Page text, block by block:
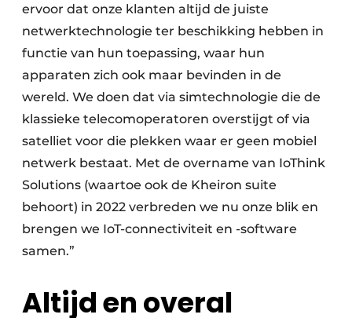
ervoor dat onze klanten altijd de juiste
netwerktechnologie ter beschikking hebben in
functie van hun toepassing, waar hun
apparaten zich ook maar bevinden in de
wereld. We doen dat via simtechnologie die de
klassieke telecomoperatoren overstijgt of via
satelliet voor die plekken waar er geen mobiel
netwerk bestaat. Met de overname van IoThink
Solutions (waartoe ook de Kheiron suite
behoort) in 2022 verbreden we nu onze blik en
brengen we IoT-connectiviteit en -software
samen.”
Altijd en overal